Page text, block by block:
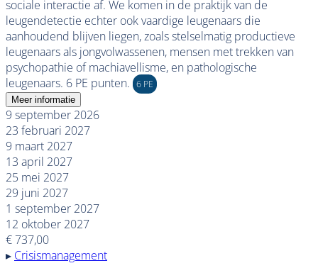
sociale interactie af. We komen in de praktijk van de
leugendetectie echter ook vaardige leugenaars die
aanhoudend blijven liegen, zoals stelselmatig productieve
leugenaars als jongvolwassenen, mensen met trekken van
psychopathie of machiavellisme, en pathologische
leugenaars. 6 PE punten. 6 PE
Meer informatie
9 september 2026
23 februari 2027
9 maart 2027
13 april 2027
25 mei 2027
29 juni 2027
1 september 2027
12 oktober 2027
€ 737,00
▸ Crisismanagement